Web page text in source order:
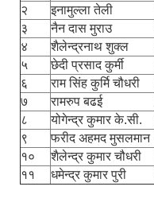
२
इनामुल्ला तेली
३
नैन दास मुराउ
४
शैलेन्द्रनाथ शुक्ल
५
छेदी प्रसाद कुर्मी
६
राम सिंह कुर्मि चौधरी
७
रामरुप बढई
८
योगेन्द्र कुमार के.सी.
९
फरीद अहमद मुसलमान
१०
शैलेन्द्र कुमार चौधरी
११
धमेन्द्र कुमार पुरी